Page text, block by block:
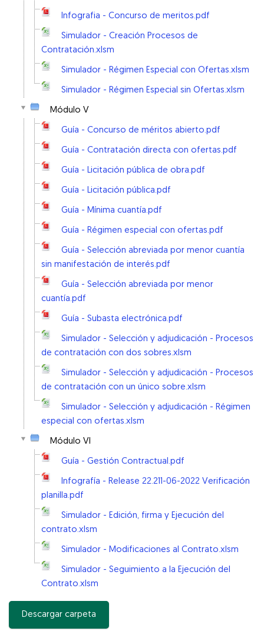
Infografia - Concurso de meritos.pdf
Simulador - Creación Procesos de
Contratación.xlsm
Simulador - Régimen Especial con Ofertas.xlsm
Simulador - Régimen Especial sin Ofertas.xlsm
Módulo V
Guía - Concurso de méritos abierto.pdf
Guía - Contratación directa con ofertas.pdf
Guía - Licitación pública de obra.pdf
Guía - Licitación pública.pdf
Guía - Mínima cuantía.pdf
Guía - Régimen especial con ofertas.pdf
Guía - Selección abreviada por menor cuantía
sin manifestación de interés.pdf
Guía - Selección abreviada por menor
cuantía.pdf
Guía - Subasta electrónica.pdf
Simulador - Selección y adjudicación - Procesos
de contratación con dos sobres.xlsm
Simulador - Selección y adjudicación - Procesos
de contratación con un único sobre.xlsm
Simulador - Selección y adjudicación - Régimen
especial con ofertas.xlsm
Módulo VI
Guía - Gestión Contractual.pdf
Infografía - Release 22.211-06-2022 Verificación
planilla.pdf
Simulador - Edición, firma y Ejecución del
contrato.xlsm
Simulador - Modificaciones al Contrato.xlsm
Simulador - Seguimiento a la Ejecución del
Contrato.xlsm
Descargar carpeta